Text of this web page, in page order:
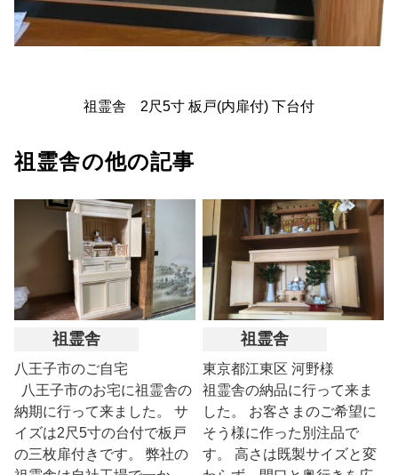
祖霊舎 2尺5寸 板戸(内扉付) 下台付
祖霊舎の他の記事
祖霊舎
八王子市のご自宅
八王子市のお宅に祖霊舎の
納期に行って来ました。 サ
イズは2尺5寸の台付で板戸
の三枚扉付きです。 弊社の
祖霊舎
東京都江東区 河野様
祖霊舎の納品に行って来ま
した。 お客さまのご希望に
そう様に作った別注品で
す。 高さは既製サイズと変